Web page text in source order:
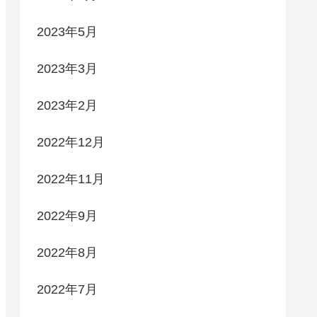
2023年5月
2023年3月
2023年2月
2022年12月
2022年11月
2022年9月
2022年8月
2022年7月